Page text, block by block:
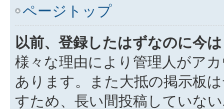
ページトップ
以前、登録したはずなのに今
様々な理由により管理人がア
あります。また大抵の掲示板
すため、長い間投稿していな